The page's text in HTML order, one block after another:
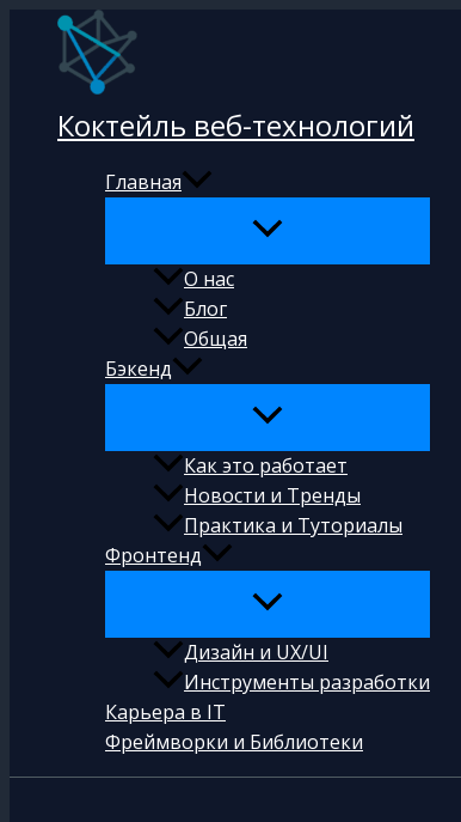
Перейти
содержимому
Коктейль веб-технологий
Главная
О нас
Блог
Общая
Бэкенд
Как это работает
Новости и Тренды
Практика и Туториалы
Фронтенд
Дизайн и UX/UI
Инструменты разработки
Карьера в IT
Фреймворки и Библиотеки